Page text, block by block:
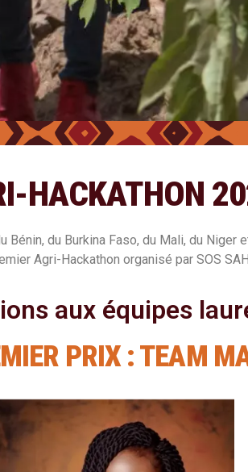
HACKATHON
Bénin, du Burkina Faso, du Mali, du Niger
Agri-Hackathon organisé par SOS
aux équipes
PRIX : TEAM